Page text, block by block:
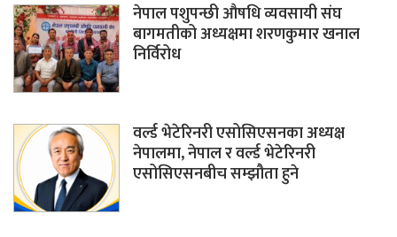
नेपाल पशुपन्छी औषधि व्यवसायी संघ
बागमतीको अध्यक्षमा शरणकुमार खनाल
निर्विरोध
वर्ल्ड भेटेरिनरी एसोसिएसनका अध्यक्ष
नेपालमा, नेपाल र वर्ल्ड भेटेरिनरी
एसोसिएसनबीच सम्झौता हुने